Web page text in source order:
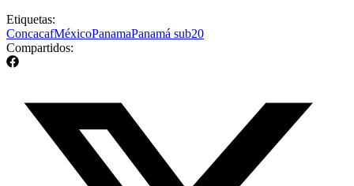
Etiquetas:
ConcacafMéxicoPanamaPanamá sub20
Compartidos: